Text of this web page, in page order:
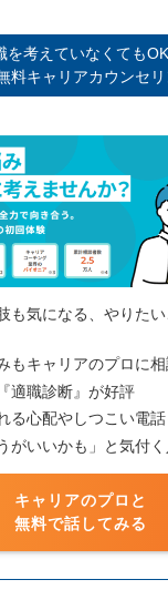
を考えていなくてもOK
料キャリアカウンセ
も気になる、やりた
もキャリアのプロに
適職診断』が好評
る心配やしつこい電話
がいいかも」と気付
キャリアのプロと
無料で話してみる